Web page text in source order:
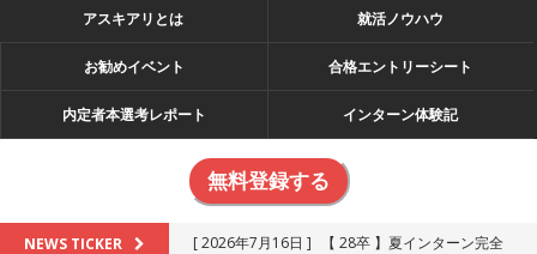
アスキアリとは 就活ノウハウ
お勧めイベント 合格エントリーシート
内定者本選考レポート インターン体験記
無料登録する
NEWS TICKER [ 2026年7月16日 ]
【 28卒 】夏インターン完全